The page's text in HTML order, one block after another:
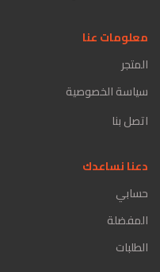
معلومات عنا
المتجر
سياسة الخصوصية
اتصل بنا
دعنا نساعدك
حسابي
المفضلة
الطلبات